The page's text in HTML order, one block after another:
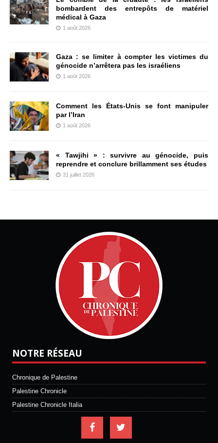
bombardent des entrepôts de matériel
médical à Gaza
1 août 2026
Gaza : se limiter à compter les victimes du
génocide n’arrêtera pas les israéliens
1 août 2026
Comment les États-Unis se font manipuler
par l’Iran
1 août 2026
« Tawjihi » : survivre au génocide, puis
reprendre et conclure brillamment ses études
31 juillet 2026
NOTRE RÉSEAU
Chronique de Palestine
Palestine Chronicle
Palestine Chronicle Italia